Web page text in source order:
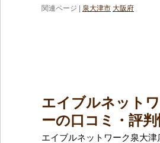
関連ページ | 泉大津市 大阪府
エイブルネット
ーの口コミ・評判
エイブルネットワーク泉大